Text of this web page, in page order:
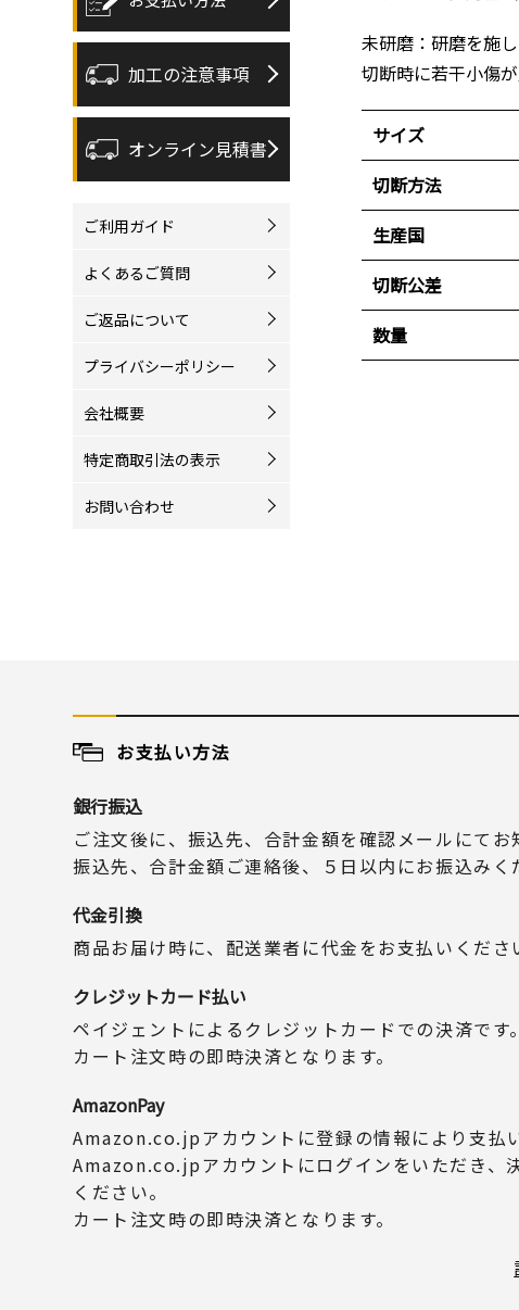
未研磨：研磨を施
切断時に若干小傷
サイズ
切断方法
生産国
切断公差
数量
加工の注意事項
オンライン見積書
ご利用ガイド
よくあるご質問
ご返品について
プライバシーポリシー
会社概要
特定商取引法の表示
お問い合わせ
お支払い方法
銀行振込
ご注文後に、振込先、合計金額を確認メールにてお
振込先、合計金額ご連絡後、５日以内にお振込みく
代金引換
商品お届け時に、配送業者に代金をお支払いくださ
クレジットカード払い
ペイジェントによるクレジットカードでの決済です。
カート注文時の即時決済となります。
AmazonPay
Amazon.co.jpアカウントに登録の情報により支払
Amazon.co.jpアカウントにログインをいただき、
ください。
カート注文時の即時決済となります。